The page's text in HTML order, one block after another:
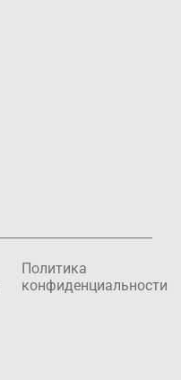
Политика
конфиденциальности